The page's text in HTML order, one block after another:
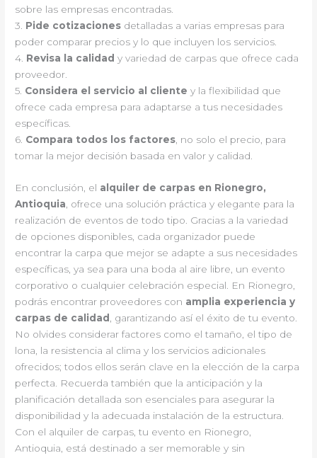
sobre las empresas encontradas.
3. Pide cotizaciones detalladas a varias empresas para
poder comparar precios y lo que incluyen los servicios.
4. Revisa la calidad y variedad de carpas que ofrece cada
proveedor.
5. Considera el servicio al cliente y la flexibilidad que
ofrece cada empresa para adaptarse a tus necesidades
específicas.
6. Compara todos los factores , no solo el precio, para
tomar la mejor decisión basada en valor y calidad.
En conclusión, el alquiler de carpas en Rionegro,
Antioquia , ofrece una solución práctica y elegante para la
realización de eventos de todo tipo. Gracias a la variedad
de opciones disponibles, cada organizador puede
encontrar la carpa que mejor se adapte a sus necesidades
específicas, ya sea para una boda al aire libre, un evento
corporativo o cualquier celebración especial. En Rionegro,
podrás encontrar proveedores con amplia experiencia y
carpas de calidad
, garantizando así el éxito de tu evento.
No olvides considerar factores como el tamaño, el tipo de
lona, la resistencia al clima y los servicios adicionales
ofrecidos; todos ellos serán clave en la elección de la carpa
perfecta. Recuerda también que la anticipación y la
planificación detallada son esenciales para asegurar la
disponibilidad y la adecuada instalación de la estructura.
Con el alquiler de carpas, tu evento en Rionegro,
Antioquia, está destinado a ser memorable y sin